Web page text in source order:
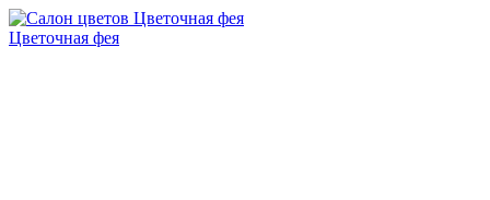
Цветочная фея